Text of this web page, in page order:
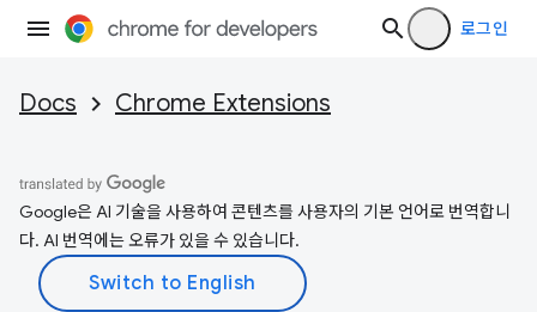
로그인
Docs Chrome Extensions
Google은 AI 기술을 사용하여 콘텐츠를 사용자의 기본 언어로 번역합니
다. AI 번역에는 오류가 있을 수 있습니다.